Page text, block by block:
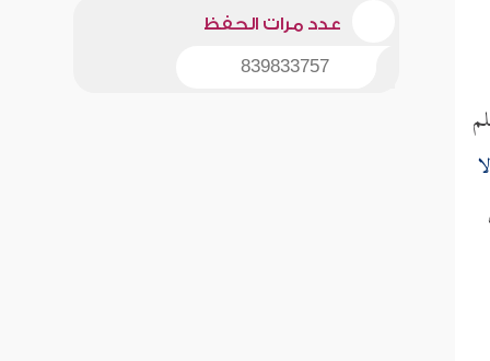
عدد مرات الحفظ
839833757